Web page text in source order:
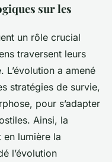
sur les
un rôle crucial
traversent leurs
a amené
stratégies de survie,
pour s’adapter
Ainsi, la
en lumière la
l’évolution